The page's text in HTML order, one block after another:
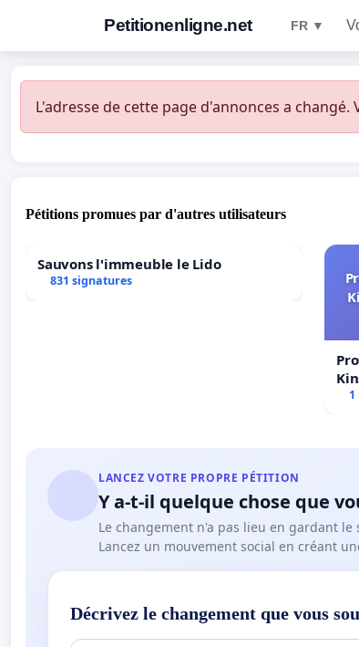
Petitionenligne.net FR ▼
L'adresse de cette page d'annonces a
Pétitions promues par d'autres utilisateurs
Sauvons l'immeuble le Lido
831 signatures
LANCEZ VOTRE PROPRE PÉTITION
Y a-t-il quelque chose que
Le changement n'a pas lieu en gardant le
Lancez un mouvement social en créant
Décrivez le changement que vous